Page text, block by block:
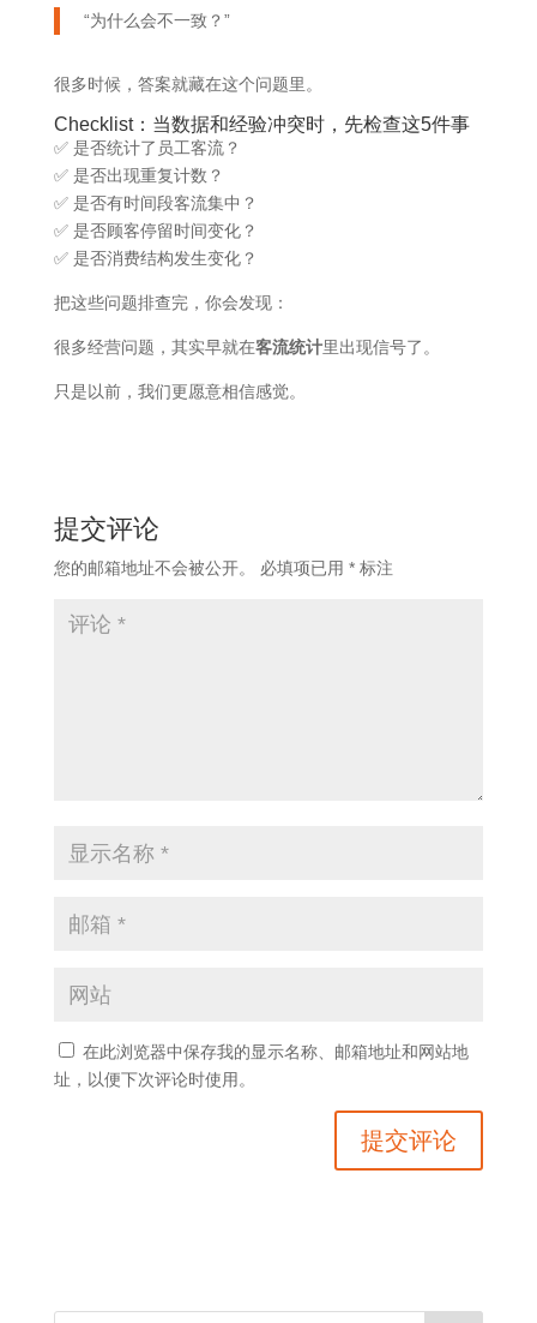
“为什么会不一致？”
很多时候，答案就藏在这个问题里。
Checklist：当数据和经验冲突时，先检查这5件事
✅ 是否统计了员工客流？
✅ 是否出现重复计数？
✅ 是否有时间段客流集中？
✅ 是否顾客停留时间变化？
✅ 是否消费结构发生变化？
把这些问题排查完，你会发现：
很多经营问题，其实早就在客流统计里出现信号了。
只是以前，我们更愿意相信感觉。
提交评论
您的邮箱地址不会被公开。 必填项已用 *标注
在此浏览器中保存我的显示名称、邮箱地址和网站地
址，以便下次评论时使用。